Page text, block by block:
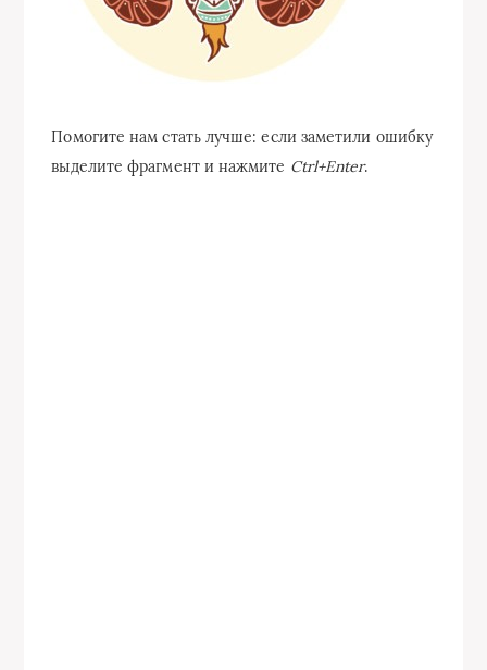
Помогите нам стать лучше: если заметили ошибку
выделите фрагмент и нажмите Ctrl+Enter.